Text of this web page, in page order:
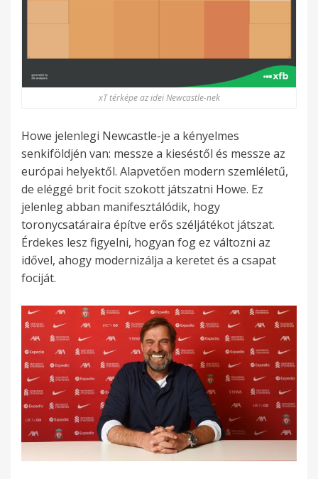
xT térképe az idei Newcastle-nek
Howe jelenlegi Newcastle-je a kényelmes
senkiföldjén van: messze a kieséstől és messze az
európai helyektől. Alapvetően modern szemléletű,
de eléggé brit focit szokott játszatni Howe. Ez
jelenleg abban manifesztálódik, hogy
toronycsatáraira építve erős széljátékot játszat.
Érdekes lesz figyelni, hogyan fog ez változni az
idővel, ahogy modernizálja a keretet és a csapat
fociját.